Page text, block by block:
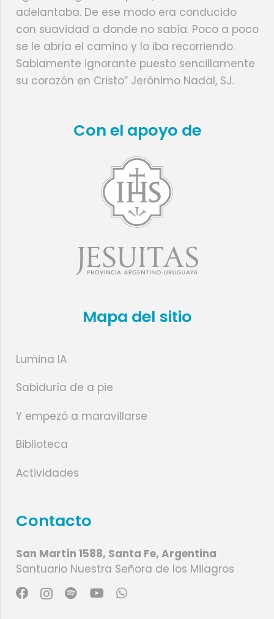
adelantaba. De ese modo era conducido
con suavidad a donde no sabía. Poco a poco
se le abría el camino y lo iba recorriendo.
Sabiamente ignorante puesto sencillamente
su corazón en Cristo” Jerónimo Nadal, SJ.
Con el apoyo de
Mapa del sitio
Lumina IA
Sabiduría de a pie
Y empezó a maravillarse
Biblioteca
Actividades
Contacto
San Martín 1588, Santa Fe, Argentina
Santuario Nuestra Señora de los Milagros